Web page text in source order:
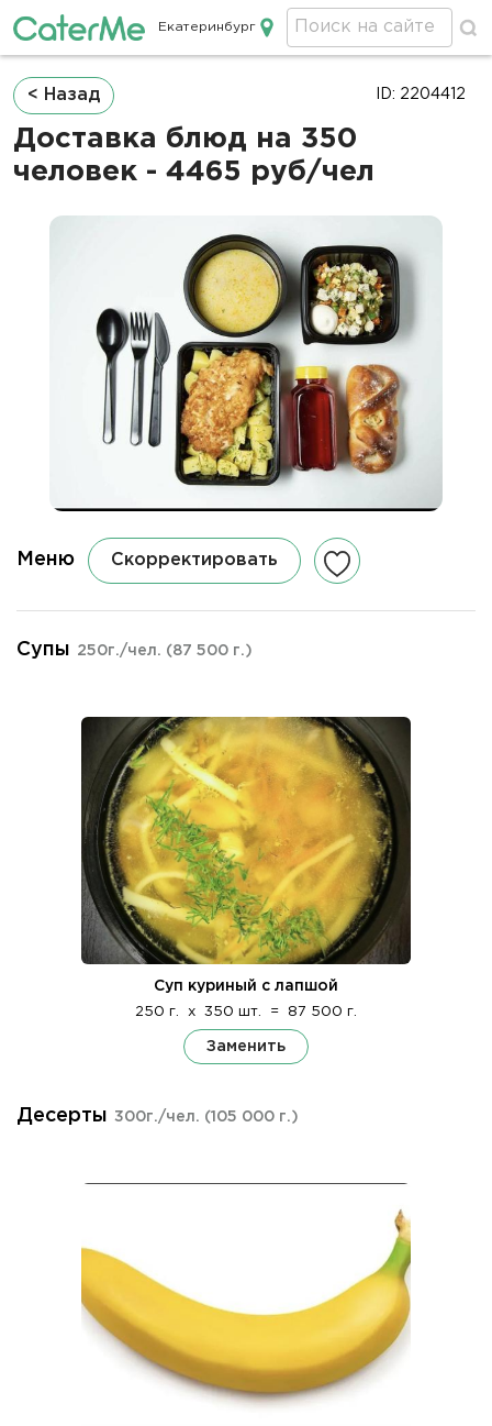
Кейтеринг в Екатеринбурге
Екатеринбург
Строка
навигации
< Назад
Доставка блюд на 350
человек - 4465 руб/чел
ID: 2204412
Меню Скорректировать
Супы 250г./чел. (87 500 г.)
Суп куриный с лапшой
250 г. x 350 шт. = 87 500 г.
Заменить
Десерты 300г./чел. (105 000 г.)